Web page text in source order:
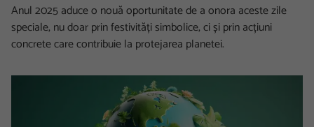
Anul 2025 aduce o nouă oportunitate de a onora aceste zile
speciale, nu doar prin festivități simbolice, ci și prin acțiuni
concrete care contribuie la protejarea planetei.